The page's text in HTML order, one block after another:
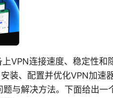
VPN连接速度、稳定性和
装、配置并优化VPN加速
与解决方法。下面给出